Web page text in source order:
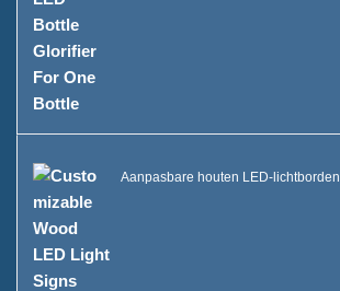
Aanpasbare houten LED-lichtborden